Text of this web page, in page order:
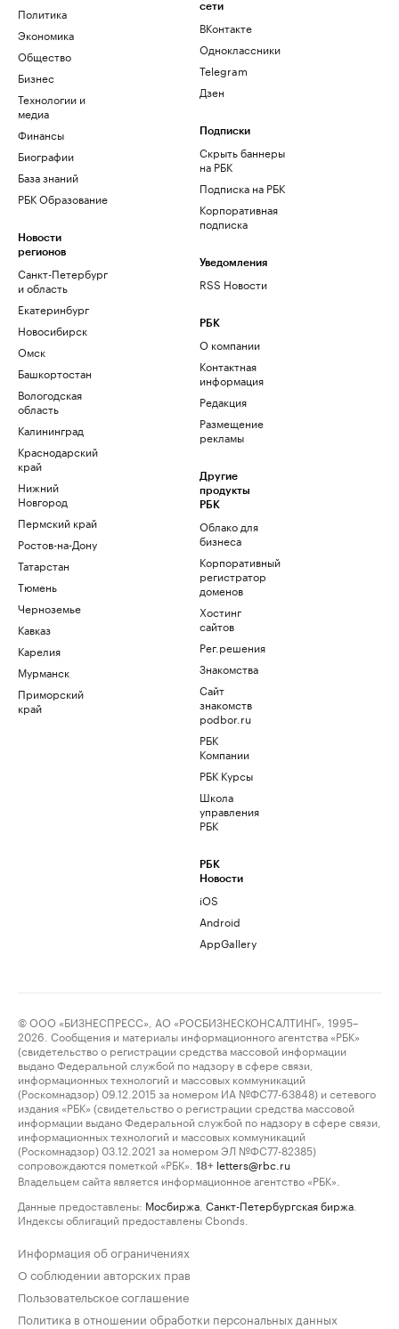
Политика
Экономика
Общество
Бизнес
Технологии и
медиа
Финансы
Биографии
База знаний
РБК Образование
Новости
регионов
Санкт-Петербург
и область
Екатеринбург
Новосибирск
Омск
Башкортостан
Вологодская
область
Калининград
Краснодарский
край
Нижний
Новгород
Пермский край
Ростов-на-Дону
Татарстан
Тюмень
Черноземье
Кавказ
Карелия
Мурманск
Приморский
край
сети
ВКонтакте
Одноклассники
Telegram
Дзен
Подписки
Скрыть баннеры
на РБК
Подписка на РБК
Корпоративная
подписка
Уведомления
RSS Новости
РБК
О компании
Контактная
информация
Редакция
Размещение
рекламы
Другие
продукты
РБК
Облако для
бизнеса
Корпоративный
регистратор
доменов
Хостинг
сайтов
Рег.решения
Знакомства
Сайт
знакомств
podbor.ru
РБК
Компании
РБК Курсы
Школа
управления
РБК
РБК
Новости
iOS
Android
AppGallery
© ООО «БИЗНЕСПРЕСС», АО «РОСБИЗНЕСКОНСАЛТИНГ», 1995–
2026. Сообщения и материалы информационного агентства «РБК»
(свидетельство о регистрации средства массовой информации
выдано Федеральной службой по надзору в сфере связи,
информационных технологий и массовых коммуникаций
(Роскомнадзор) 09.12.2015 за номером ИА №ФС77-63848) и сетевого
издания «РБК» (свидетельство о регистрации средства массовой
информации выдано Федеральной службой по надзору в сфере связи,
информационных технологий и массовых коммуникаций
(Роскомнадзор) 03.12.2021 за номером ЭЛ №ФС77-82385)
сопровождаются пометкой «РБК».
18+ letters@rbc.ru
Владельцем сайта является информационное агентство «РБК».
Данные предоставлены: Мосбиржа Санкт-Петербургская биржа
Индексы облигаций предоставлены Cbonds.
Информация об ограничениях
О соблюдении авторских прав
Пользовательское соглашение
Политика в отношении обработки персональных данных